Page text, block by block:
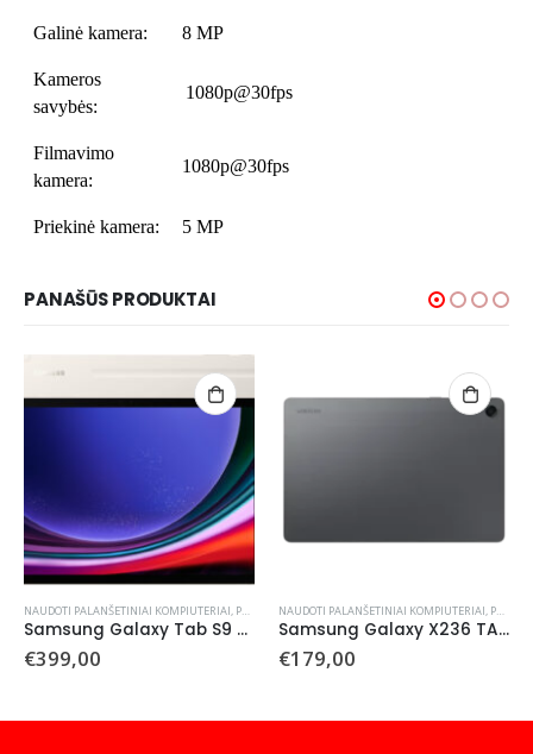
Galinė kamera: 8 MP
Kameros
savybės:
1080p@30fps
Filmavimo
kamera:
1080p@30fps
Priekinė kamera: 5 MP
PANAŠŪS PRODUKTAI
NAUDOTI PALANŠETINIAI KOMPIUTERIAI, PLANŠETINIAI KOMPIUTERIAI
Samsung Galaxy Tab S9 x716 Wi-Fi+SIM 256 GB 12GB (Naudotas)
€399,00
NAUDOTI PALANŠETINIAI KOMPIUTERIAI, PLANŠETINIAI KOMPIUTERIAI
Samsung Galaxy X236 TAB A11 Plus 128 GB Wi-Fi (naudotas)
€179,00